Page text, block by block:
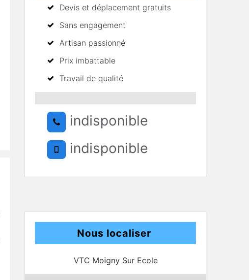
Devis et déplacement gratuits
Sans engagement
Artisan passionné
Prix imbattable
Travail de qualité
indisponible
indisponible
Nous localiser
VTC Moigny Sur Ecole